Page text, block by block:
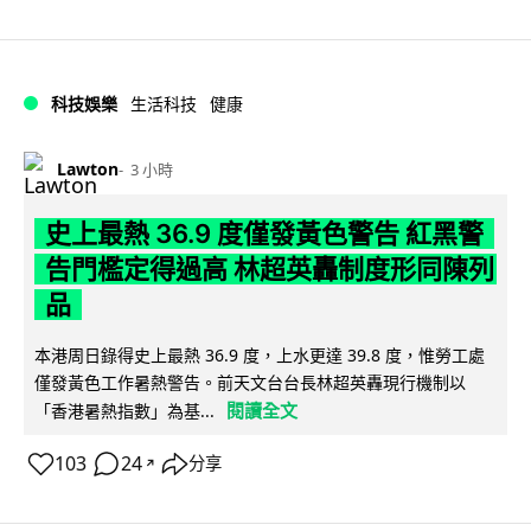
科技娛樂 生活科技 健康
Lawton 3 小時
史上最熱 36.9 度僅發黃色警告 紅黑警
告門檻定得過高 林超英轟制度形同陳列
品
本港周日錄得史上最熱 36.9 度，上水更達 39.8 度，惟勞工處
僅發黃色工作暑熱警告。前天文台台長林超英轟現行機制以
「香港暑熱指數」為基...
閱讀全文
103 24 ↗ 分享